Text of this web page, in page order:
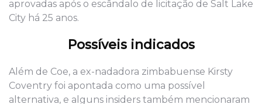
aprovadas após o escândalo de licitação de Salt Lake
City há 25 anos.
Possíveisindicados
Além de Coe, a ex-nadadora zimbabuense Kirsty
Coventry foi apontada como uma possível
alternativa, e alguns insiders também mencionaram